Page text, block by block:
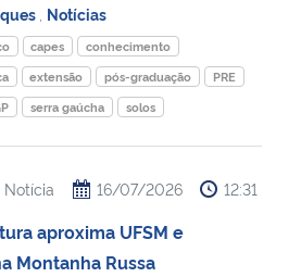
Regional
e dos Direitos Humanos
Notícias
capes
conhecimento
extensão pós-graduação
PRE
serra gaúcha solos
Notícia 16/07/2026 12:31
aproxima UFSM e
Montanha Russa